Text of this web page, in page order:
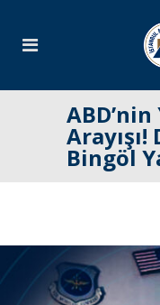
Bingöl